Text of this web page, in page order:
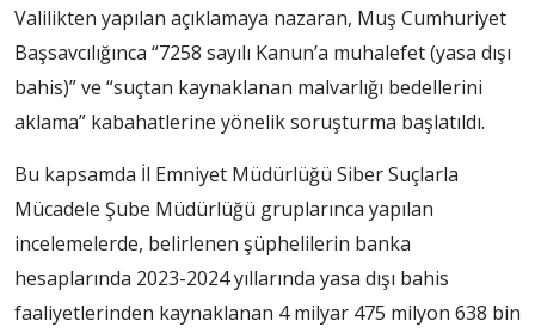
Valilikten yapılan açıklamaya nazaran, Muş Cumhuriyet
Başsavcılığınca “7258 sayılı Kanun’a muhalefet (yasa dışı
bahis)” ve “suçtan kaynaklanan malvarlığı bedellerini
aklama” kabahatlerine yönelik soruşturma başlatıldı.
Bu kapsamda İl Emniyet Müdürlüğü Siber Suçlarla
Mücadele Şube Müdürlüğü gruplarınca yapılan
incelemelerde, belirlenen şüphelilerin banka
hesaplarında 2023-2024 yıllarında yasa dışı bahis
faaliyetlerinden kaynaklanan 4 milyar 475 milyon 638 bin